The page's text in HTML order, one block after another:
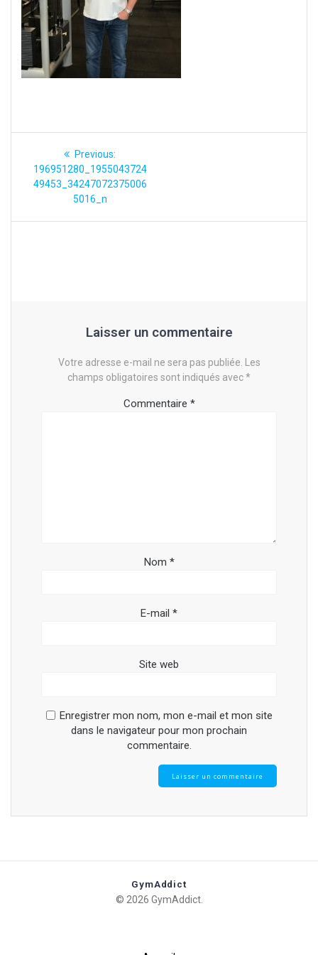
Navigation
l’article
Previous:
post:
196951280_1955043724
49453_34247072375006
5016_n
Laisser un commentaire
Votre adresse e-mail ne sera pas publiée. Les
champs obligatoires sont indiqués avec*
Commentaire *
Nom *
E-mail *
Site web
Enregistrer mon nom, mon e-mail et mon site
dans le navigateur pour mon prochain
commentaire.
GymAddict
© 2026 GymAddict.